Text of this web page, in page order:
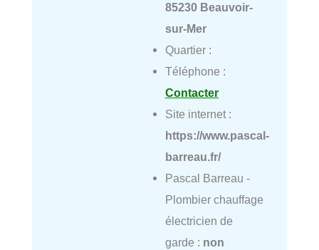
85230 Beauvoir-
sur-Mer
Quartier :
Téléphone :
Contacter
Site internet :
https://www.pascal-
barreau.fr/
Pascal Barreau -
Plombier chauffage
électricien de
garde : non